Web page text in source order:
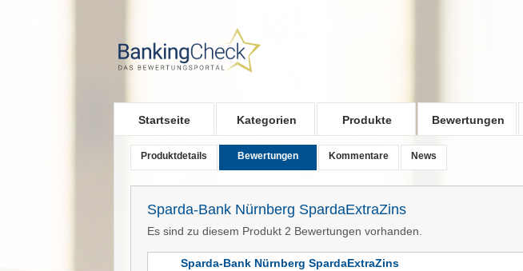
Startseite Kategorien Produkte Bewertungen
Produktdetails Bewertungen Kommentare News
Sparda-Bank Nürnberg SpardaExtraZins
Es sind zu diesem Produkt 2 Bewertungen vorhanden.
Sparda-Bank Nürnberg SpardaExtraZins